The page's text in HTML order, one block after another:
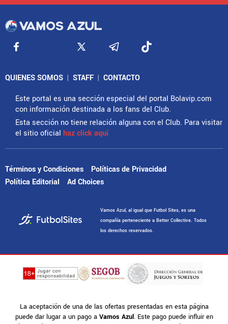
QUIENES SOMOS | STAFF | CONTACTO
Este portal es una sección especial del portal Bolavip.com
con información destinada a los fans del Club.
Esta sección no tiene relación alguna con el Club. Para visitar
el sitio oficial haz click aquí
Términos y Condiciones
Políticas de Privacidad
Política Editorial
Ad Choices
Vamos Azul, al igual que Futbol Sites, es una
compañía perteneciente a Better Collective. Todos
los derechos reservados.
La aceptación de una de las ofertas presentadas en esta página
puede dar lugar a un pago a Vamos Azul. Este pago puede influir en